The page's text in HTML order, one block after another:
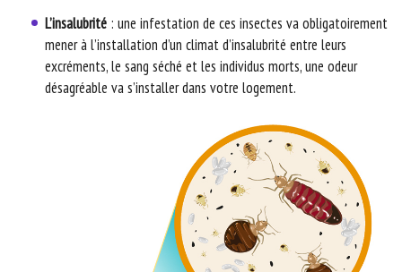
L’insalubrité : une infestation de ces insectes va obligatoirement
mener à l’installation d’un climat d’insalubrité entre leurs
excréments, le sang séché et les individus morts, une odeur
désagréable va s’installer dans votre logement.